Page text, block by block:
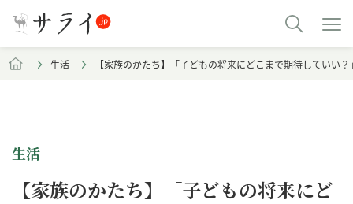
生活 【家族のかたち】「子どもの将来にどこまで期待していい
生活
【家族のかたち】「子どもの将来にど